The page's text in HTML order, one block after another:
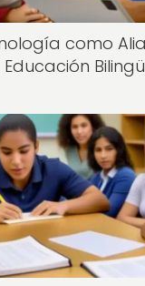
como
Educación